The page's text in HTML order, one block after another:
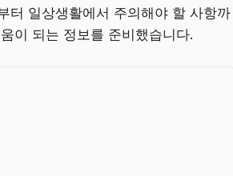
터 일상생활에서 주의해야 할 사항까
이 되는 정보를 준비했습니다.